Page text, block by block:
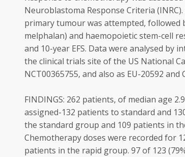
Neuroblastoma Response Criteria
primary tumour was attempted, followed
melphalan) and haemopoietic stem-cell
and 10-year EFS. Data were analysed
the clinical trials site of the US National
NCT00365755, and also as EU-20592 and
FINDINGS: 262 patients, of median age
assigned-132 patients to standard and
the standard group and 109 patients in
Chemotherapy doses were recorded for
patients in the rapid group. 97 of 123